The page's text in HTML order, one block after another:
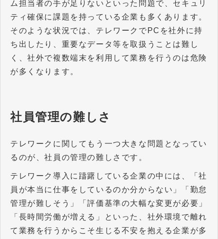
ム担当者の手が足りないといった問題で、セキュリ
ティ確保に課題を持っている企業も多くあります。
そのような状況では、テレワークでPCを社外に持
ち出したり、重要なデータ等を取扱うことは難し
く、社外で複数端末を利用して業務を行うのは危険
が多くなります。
社員管理の難しさ
テレワークに関してもう一つ大きな問題となってい
るのが、社員の管理の難しさです。
テレワーク導入に躊躇している企業の中には、「社
員が本当に仕事をしているのか分からない」「勤怠
管理が難しそう」「評価基準の大幅な変更が必要」
「長時間労働が増える」といった、社外環境で離れ
て業務を行うからこそ生じる不安を抱える企業が多